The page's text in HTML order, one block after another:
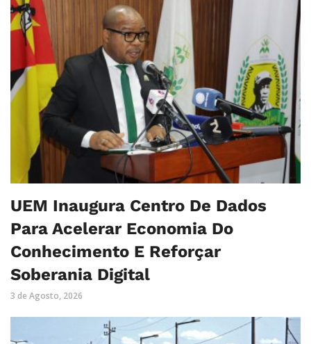
UEM Inaugura Centro De Dados
Para Acelerar Economia Do
Conhecimento E Reforçar
Soberania Digital
3 de Agosto, 2026